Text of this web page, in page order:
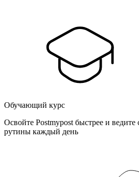
Обучающий курс
Освойте Postmypost быстрее и ведите
рутины каждый день